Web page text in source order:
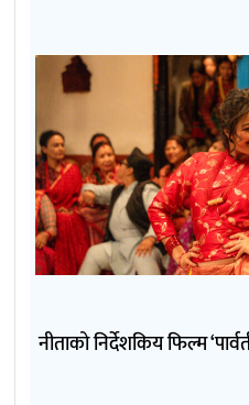
नीताको निर्देशकिय फिल्म